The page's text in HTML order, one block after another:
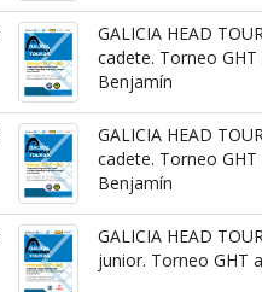
GALICIA HEAD
cadete. Torneo
Benjamín
GALICIA HEAD
cadete. Torneo
Benjamín
GALICIA HEAD
junior. Torneo GHT